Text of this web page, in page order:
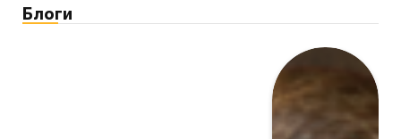
Блоги